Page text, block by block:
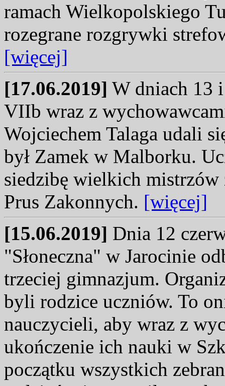
ramach Wielkopolskiego
rozegrane rozgrywki
[więcej]
[17.06.2019] W dniach 13
VIIb wraz z
Wojciechem Talaga udali
był Zamek w Malborku.
siedzibę wielkich mistrzów
Prus Zakonnych. [więcej]
[15.06.2019] Dnia 12
"Słoneczna" w Jarocinie
trzeciej gimnazjum.
byli rodzice uczniów. To
nauczycieli, aby wraz z
ukończenie ich nauki w
początku wszystkich